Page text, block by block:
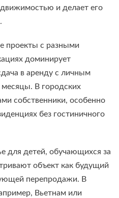
и делает его
проекты с разными
доминирует
в аренду с личным
В городских
собственники, особенно
без гостиничного
для детей, обучающихся за
объект как будущий
перепродажи. В
Вьетнам или